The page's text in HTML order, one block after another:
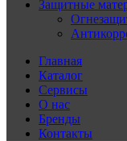
Защитные
Главная
Каталог
Сервисы
О нас
Бренды
Контакты